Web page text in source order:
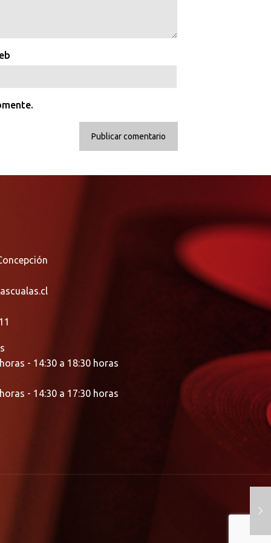
- 14:30 a 18:30 horas
- 14:30 a 17:30 horas